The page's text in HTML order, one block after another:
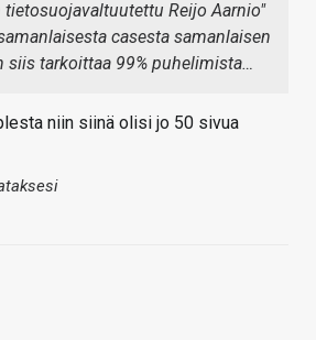
tietosuojavaltuutettu Reijo Aarnio"
casesta samanlaisen
siis tarkoittaa 99% puhelimista…
niin siinä olisi jo 50 sivua